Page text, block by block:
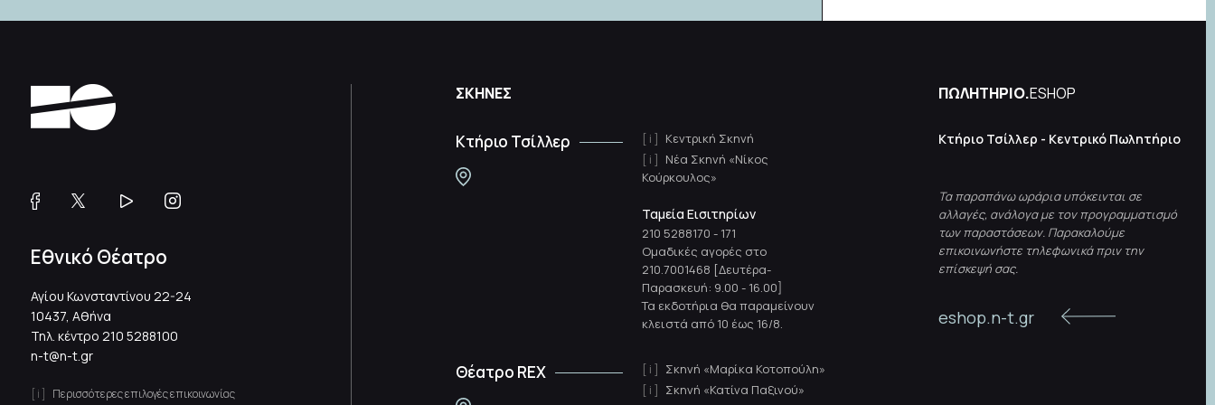
ΣΚΗΝΕΣ
Κτήριο Τσίλλερ
Κεντρική Σκηνή
Νέα Σκηνή «Νίκος
Κούρκουλος»
Ταμεία Εισιτηρίων
210 5288170 - 171
Ομαδικές αγορές στο
210.7001468 [Δευτέρα-
Παρασκευή: 9.00 - 16.00]
Τα εκδοτήρια θα παραμείνουν
κλειστά από 10 έως 16/8.
Θέατρο REX
Σκηνή «Μαρίκα Κοτοπούλη»
Σκηνή «Κατίνα Παξινού»
ΠΩΛΗΤΗΡΙΟ.ESHOP
Κτήριο Τσίλλερ - Κεντρικό Πωλητήριο
Τα παραπάνω ωράρια υπόκεινται σε
αλλαγές, ανάλογα με τον προγραμματισμό
των παραστάσεων. Παρακαλούμε
επικοινωνήστε τηλεφωνικά πριν την
επίσκεψή σας.
eshop.n-t.gr
Εθνικό Θέατρο
Αγίου Κωνσταντίνου 22-24
10437, Αθήνα
Τηλ. κέντρο 210 5288100
n-t@n-t.gr
Περισσότερες επιλογές επικοινωνίας